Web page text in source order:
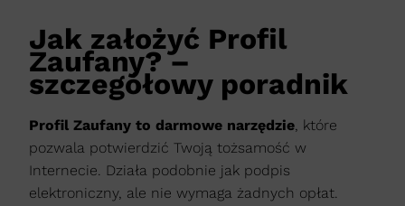
Jak założyć Profil
Zaufany? –
szczegółowy poradnik
Profil Zaufany to darmowe narzędzie, które
pozwala potwierdzić Twoją tożsamość w
Internecie. Działa podobnie jak podpis
elektroniczny, ale nie wymaga żadnych opłat.